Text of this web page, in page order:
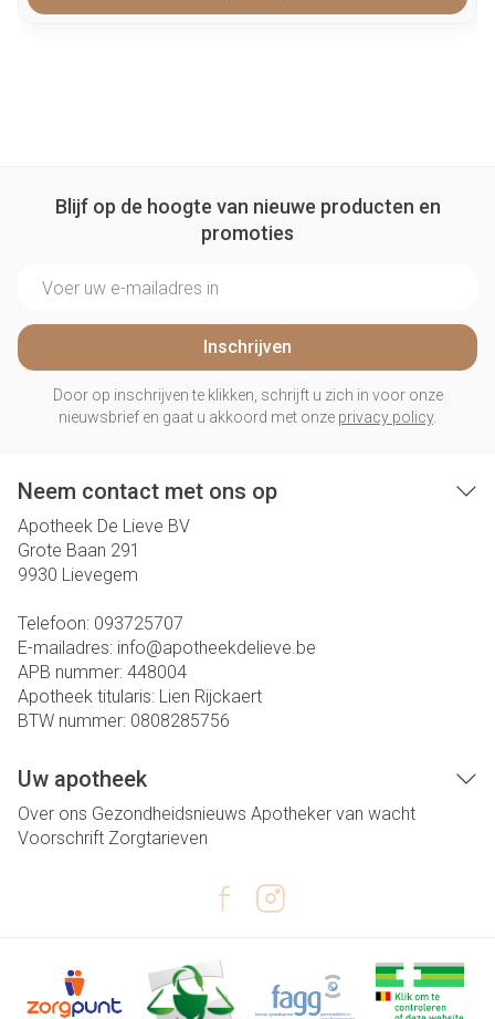
Blijf op de hoogte van nieuwe producten en
promoties
Inschrijven
Door op inschrijven te klikken, schrijft u zich in voor onze
nieuwsbrief en gaat u akkoord met onze privacy policy.
Neem contact met ons op
Apotheek De Lieve BV
Grote Baan 291
9930 Lievegem
Telefoon: 093725707
E-mailadres: info@apotheekdelieve.be
APB nummer: 448004
Apotheek titularis: Lien Rijckaert
BTW nummer: 0808285756
Uw apotheek
Over ons Gezondheidsnieuws Apotheker van wacht
Voorschrift Zorgtarieven